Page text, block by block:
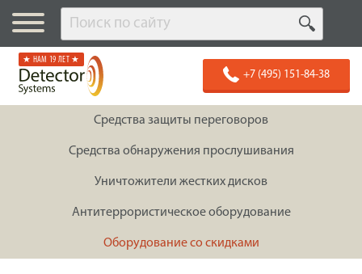
★ НАМ 19 ЛЕТ ★
+7 (495) 151-84-38
Средства защиты переговоров
Средства обнаружения прослушивания
Уничтожители жестких дисков
Антитеррористическое оборудование
Оборудование со скидками